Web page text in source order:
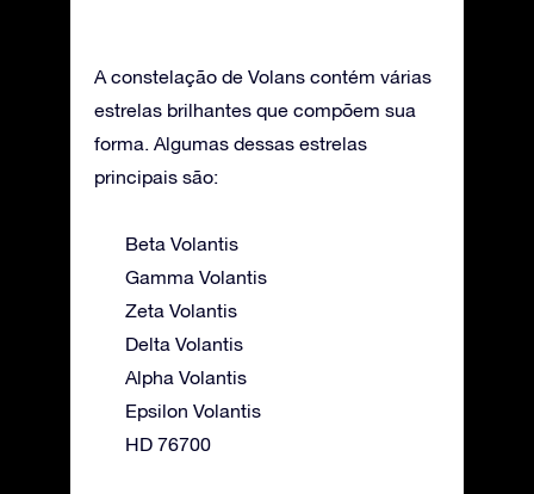
A constelação de Volans contém várias
estrelas brilhantes que compõem sua
forma. Algumas dessas estrelas
principais são:
Beta Volantis
Gamma Volantis
Zeta Volantis
Delta Volantis
Alpha Volantis
Epsilon Volantis
HD 76700